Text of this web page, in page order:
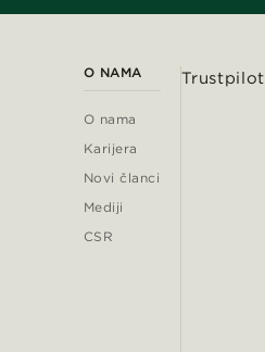
O NAMA
O nama
Karijera
Novi članci
Mediji
CSR
Trustpilot